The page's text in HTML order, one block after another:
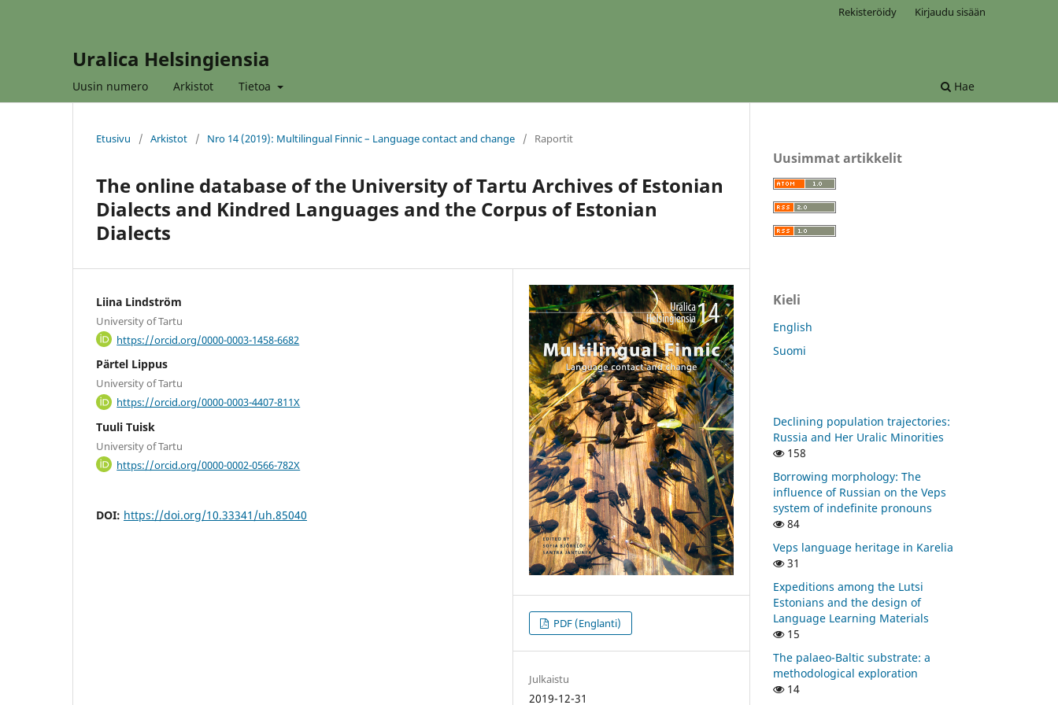
Uralica Helsingiensia
Uusin numero Arkistot Tietoa Hae
Rekisteröidy Kirjaudu sisään
Etusivu / Arkistot / Nro 14 (2019): Multilingual Finnic – Language contact and change / Raportit
The online database of the University of Tartu Archives of Estonian
Dialects and Kindred Languages and the Corpus of Estonian
Dialects
Liina Lindström
University of Tartu
https://orcid.org/0000-0003-1458-6682
Pärtel Lippus
University of Tartu
https://orcid.org/0000-0003-4407-811X
Tuuli Tuisk
University of Tartu
https://orcid.org/0000-0002-0566-782X
DOI: https://doi.org/10.33341/uh.85040
PDF (Englanti)
Julkaistu
2019-12-31
Uusimmat artikkelit
Kieli
English
Suomi
Declining population trajectories:
Russia and Her Uralic Minorities
158
Borrowing morphology: The
influence of Russian on the Veps
system of indefinite pronouns
84
Veps language heritage in Karelia
31
Expeditions among the Lutsi
Estonians and the design of
Language Learning Materials
15
The palaeo-Baltic substrate: a
methodological exploration
14